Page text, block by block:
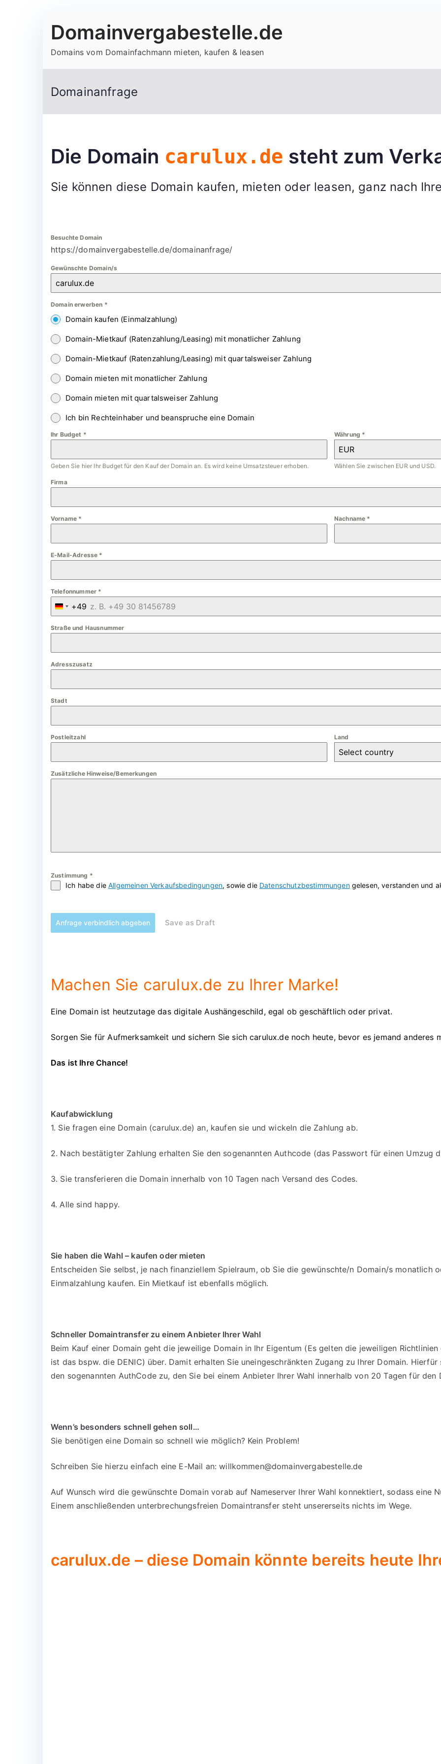
Inhalt
Domainvergabestelle.de
Domains vom Domainfachmann mieten, kaufen & leasen
Domainanfrage
Die Domain carulux.de steht zum
Sie können diese Domain kaufen, mieten oder leasen, ganz nach
Besuchte Domain
https://domainvergabestelle.de/domainanfrage/
Gewünschte Domain/s
Domain erwerben *
Domain kaufen (Einmalzahlung)
Domain-Mietkauf (Ratenzahlung/Leasing) mit monatlicher Zahlung
Domain-Mietkauf (Ratenzahlung/Leasing) mit quartalsweiser Zahlung
Domain mieten mit monatlicher Zahlung
Domain mieten mit quartalsweiser Zahlung
Ich bin Rechteinhaber und beanspruche eine Domain
Ihr Budget *
Geben Sie hier Ihr Budget für den Kauf der Domain an. Es wird keine Umsatzsteuer erhoben.
Währung *
EUR
Wählen Sie zwischen EUR und USD.
Firma
Vorname * Nachname *
E-Mail-Adresse *
Telefonnummer *
G
e
m
a
+
9
+49
Straße und Hausnummer
Adresszusatz
Stadt
Postleitzahl Land
Select country
Zusätzliche Hinweise/Bemerkungen
Zustimmung *
Ich habe dieAllgemeinen Verkaufsbedingungen, sowie die Datenschutzbestimmungengelesen, verstanden und
Anfrage verbindlich abgeben Save as Draft
Machen Sie carulux.de zu Ihrer Marke!
Eine Domain ist heutzutage das digitale Aushängeschild, egal ob geschäftlich oder privat.
Sorgen Sie für Aufmerksamkeit und sichern Sie sich carulux.de noch heute, bevor es jemand anderes
Das ist Ihre Chance!
Kaufabwicklung
1. Sie fragen eine Domain (carulux.de) an, kaufen sie und wickeln die Zahlung ab.
2. Nach bestätigter Zahlung erhalten Sie den sogenannten Authcode (das Passwort für einen Umzug
3. Sie transferieren die Domain innerhalb von 10 Tagen nach Versand des Codes.
4. Alle sind happy.
Sie haben die Wahl – kaufen oder mieten
Entscheiden Sie selbst, je nach finanziellem Spielraum, ob Sie die gewünschte/n Domain/s monatlich
Einmalzahlung kaufen. Ein Mietkauf ist ebenfalls möglich.
Schneller Domaintransfer zu einem Anbieter Ihrer Wahl
Beim Kauf einer Domain geht die jeweilige Domain in Ihr Eigentum (Es gelten die jeweiligen
ist das bspw. die DENIC) über. Damit erhalten Sie uneingeschränkten Zugang zu Ihrer Domain.
den sogenannten AuthCode zu, den Sie bei einem Anbieter Ihrer Wahl innerhalb von 20 Tagen für den
Wenn’s besonders schnell gehen soll…
Sie benötigen eine Domain so schnell wie möglich? Kein Problem!
Schreiben Sie hierzu einfach eine E-Mail an:willkommen@domainvergabestelle.de
Auf Wunsch wird die gewünschte Domain vorab auf Nameserver Ihrer Wahl konnektiert, sodass eine
Einem anschließenden unterbrechungsfreien Domaintransfer steht unsererseits nichts im Wege.
carulux.de – diese Domain könnte bereits heute